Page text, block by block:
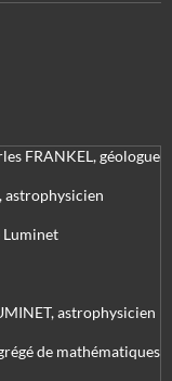
FRANKEL, géologue
astrophysicien
Luminet
astrophysicien
de mathématiques